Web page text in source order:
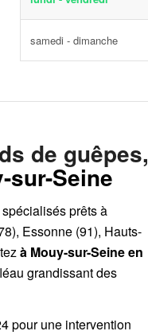
samedi - dimanche
de guêpes,
sur-Seine
prêts à
Essonne (91), Hauts-
à Mouy-sur-Seineen
grandissant des
pour une intervention